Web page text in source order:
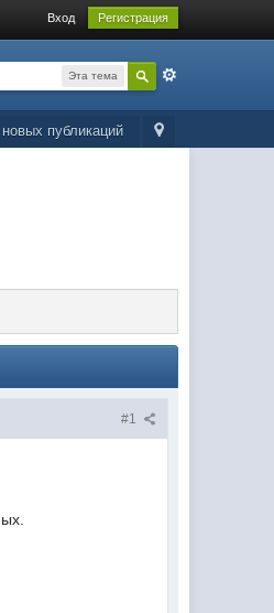
Вход Регистрация
Эта тема
публикаций
#1